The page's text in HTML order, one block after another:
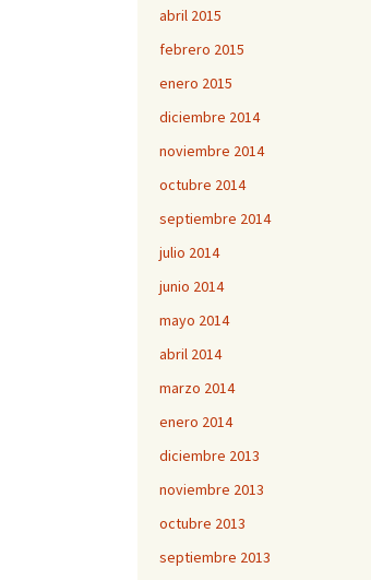
abril 2015
febrero 2015
enero 2015
diciembre 2014
noviembre 2014
octubre 2014
septiembre 2014
julio 2014
junio 2014
mayo 2014
abril 2014
marzo 2014
enero 2014
diciembre 2013
noviembre 2013
octubre 2013
septiembre 2013